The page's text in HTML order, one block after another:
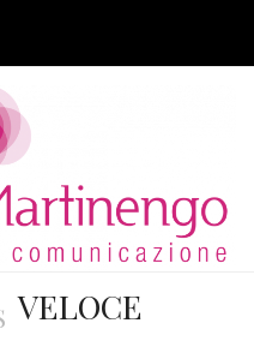
VELOCE